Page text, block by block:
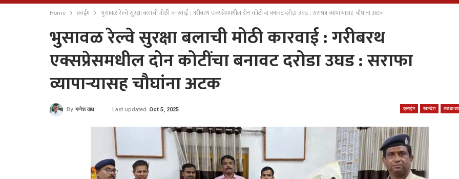
Home क्राईम भुसावळ रेल्वे सुरक्षा बलाची मोठी कारवाई : गरीबरथ एक्सप्रेसमधील दोन कोटींचा बनावट दरोडा उघड : सराफा व्यापार्‍यासह चौघांना अटक
भुसावळ रेल्वे सुरक्षा बलाची मोठी कारवाई : गरीबरथ
एक्सप्रेसमधील दोन कोटींचा बनावट दरोडा उघड : सराफा
व्यापार्‍यासह चौघांना अटक
क्राईम खान्देश ठळक
By गणेश वाघ Last updated Oct 5, 2025